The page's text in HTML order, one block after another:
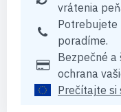
vrátenia
Potrebujete
poradíme.
Bezpečné
ochrana
Prečítajte si